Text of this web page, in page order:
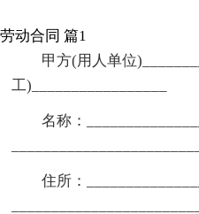
劳动合同 篇1
甲方(用人单位
工)_________________
名称：
住所：